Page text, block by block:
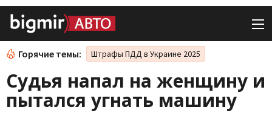
Горячие темы: Штрафы ПДД в Украине 2025
Судья напал на женщину и
пытался угнать машину